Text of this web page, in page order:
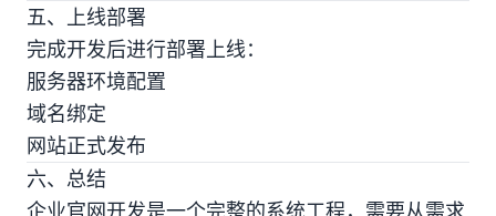
五、上线部署
完成开发后进行部署上线：
服务器环境配置
域名绑定
网站正式发布
六、总结
企业官网开发是一个完整的系统工程，需要从需求